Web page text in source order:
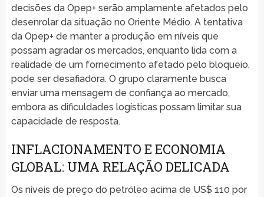
decisões da Opep+ serão amplamente afetados pelo
desenrolar da situação no Oriente Médio. A tentativa
da Opep+ de manter a produção em níveis que
possam agradar os mercados, enquanto lida com a
realidade de um fornecimento afetado pelo bloqueio,
pode ser desafiadora. O grupo claramente busca
enviar uma mensagem de confiança ao mercado,
embora as dificuldades logísticas possam limitar sua
capacidade de resposta.
INFLACIONAMENTO E ECONOMIA
GLOBAL: UMA RELAÇÃO DELICADA
Os níveis de preço do petróleo acima de US$ 110 por